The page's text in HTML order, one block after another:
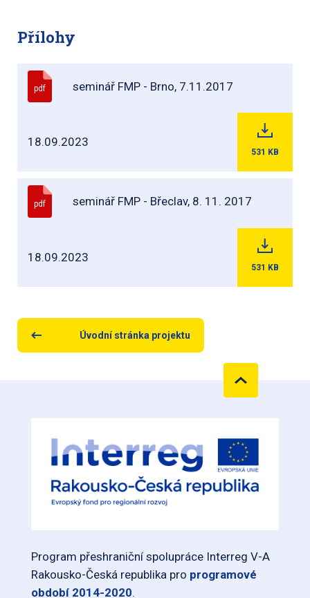
Přílohy
pdf seminář FMP - Brno, 7.11.2017
18.09.2023
531 KB
pdf seminář FMP - Břeclav, 8. 11. 2017
18.09.2023
531 KB
Úvodní stránka projektu
Program přeshraniční spolupráce Interreg V-A
Rakousko-Česká republika pro programové
období 2014-2020.